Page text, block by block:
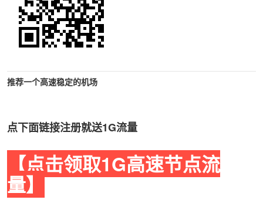
推荐一个高速稳定的机场
点下面链接注册就送1G流量
【点击领取1G高速节点流
量】